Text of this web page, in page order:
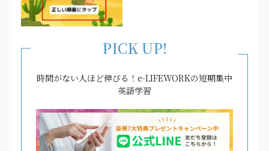
PICK UP!
時間がない人ほど伸びる！e-LIFEWORKの短期集中
英語学習